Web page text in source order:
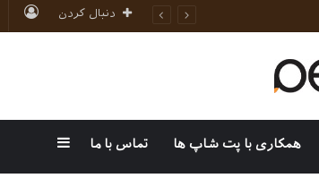
ورود دنبال کردن
همکاری با پت شاپ ها تماس با ما سایدبار